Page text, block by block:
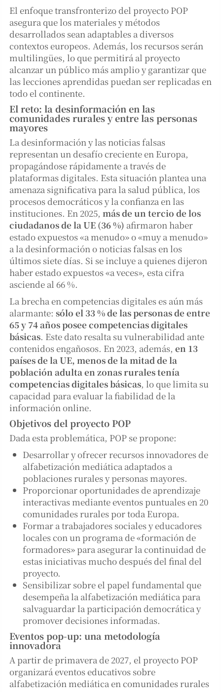
El enfoque transfronterizo del proyecto POP
asegura que los materiales y métodos
desarrollados sean adaptables a diversos
contextos europeos. Además, los recursos serán
multilingües, lo que permitirá al proyecto
alcanzar un público más amplio y garantizar que
las lecciones aprendidas puedan ser replicadas en
todo el continente.
El reto: la desinformación en las
comunidades rurales y entre las personas
mayores
La desinformación y las noticias falsas
representan un desafío creciente en Europa,
propagándose rápidamente a través de
plataformas digitales. Esta situación plantea una
amenaza significativa para la salud pública, los
procesos democráticos y la confianza en las
instituciones. En 2025, más de un tercio de los
ciudadanos de la UE (36 %) afirmaron haber
estado expuestos «a menudo» o «muy a menudo»
a la desinformación o noticias falsas en los
últimos siete días. Si se incluye a quienes dijeron
haber estado expuestos «a veces», esta cifra
asciende al 66 %.
La brecha en competencias digitales es aún más
alarmante: sólo el 33 % de las personas de entre
65 y 74 años posee competencias digitales
básicas. Este dato resalta su vulnerabilidad ante
contenidos engañosos. En 2023, además, en 13
países de la UE, menos de la mitad de la
población adulta en zonas rurales tenía
competencias digitales básicas, lo que limita su
capacidad para evaluar la fiabilidad de la
información online.
Objetivos del proyecto POP
Dada esta problemática, POP se propone:
Desarrollar y ofrecer recursos innovadores de
alfabetización mediática adaptados a
poblaciones rurales y personas mayores.
Proporcionar oportunidades de aprendizaje
interactivas mediante eventos puntuales en 20
comunidades rurales por toda Europa.
Formar a trabajadores sociales y educadores
locales con un programa de «formación de
formadores» para asegurar la continuidad de
estas iniciativas mucho después del final del
proyecto.
Sensibilizar sobre el papel fundamental que
desempeña la alfabetización mediática para
salvaguardar la participación democrática y
promover decisiones informadas.
Eventos pop-up: una metodología
innovadora
A partir de primavera de 2027, el proyecto POP
organizará eventos educativos sobre
alfabetización mediática en comunidades rurales